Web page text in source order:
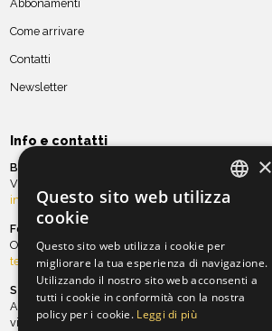
Abbonamenti
Come arrivare
Contatti
Newsletter
Info e contatti
Biglietteria
Via Ghibellina, 97 | Tel. 055 21.23.20
info@teatroverdionline.it
Fondazione ORT
Ospitalità e sala Teatro Verdi
teatro@orchestradellatoscana.it
Stagione teatrale
Antico Teatro Pagliano
via Ghibellina, 101 | Tel. 055 21.34.96
×
Questo sito web utilizza
cookie
Questo sito web utilizza i cookie per
migliorare la tua esperienza di navigazione.
Utilizzando il nostro sito web acconsenti a
tutti i cookie in conformità con la nostra
policy per i cookie. Leggi di più